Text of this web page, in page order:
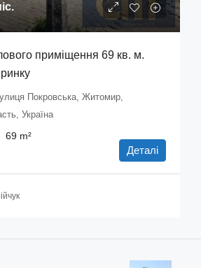
приміщення 69 кв. м.
Покровська, Житомир,
Україна
69 m²
Деталі